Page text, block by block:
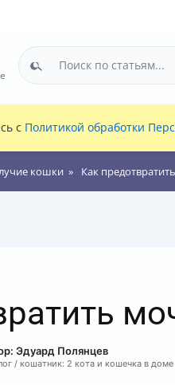
с Политикой обработки
кошки Как
Эдуард Полянцев
/ кошатник: 2 кота и кошечка в доме